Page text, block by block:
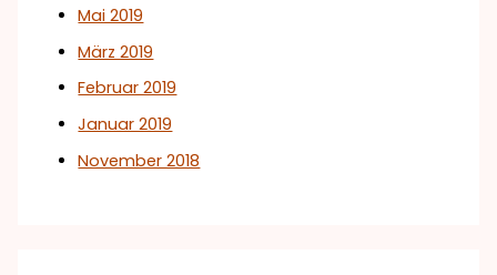
Mai 2019
März 2019
Februar 2019
Januar 2019
November 2018